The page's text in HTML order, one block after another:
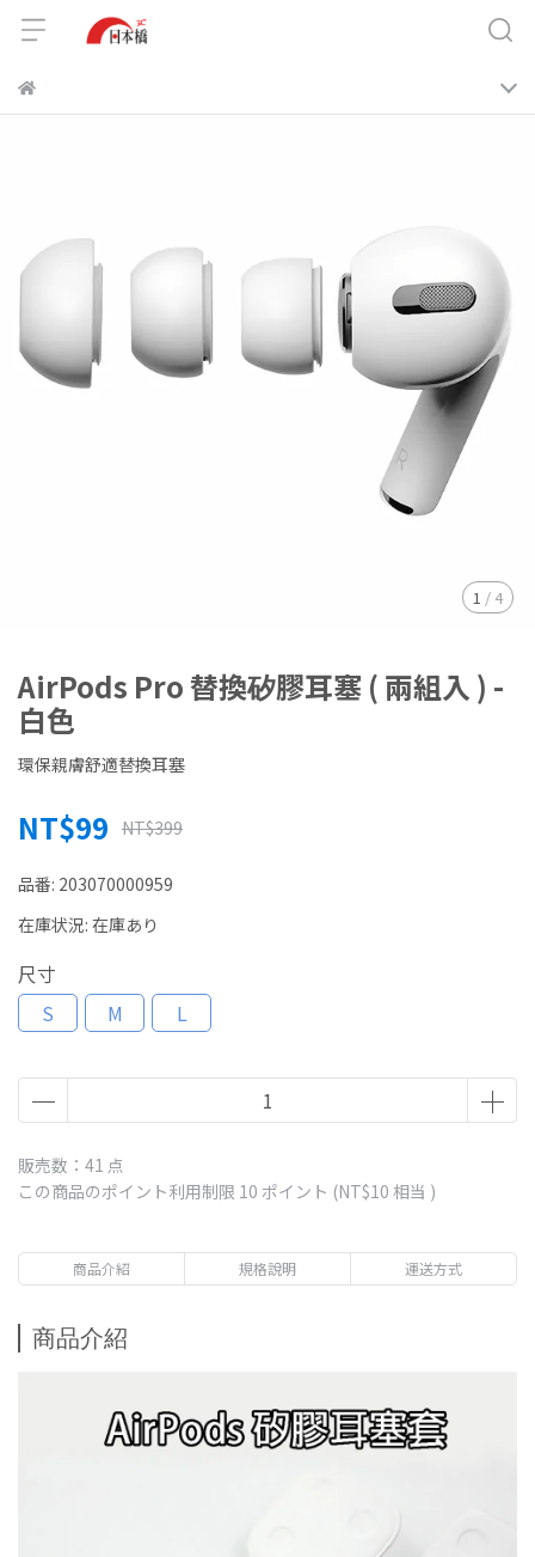
1 / 4
AirPods Pro 替換矽膠耳塞 ( 兩組入 ) -
白色
環保親膚舒適替換耳塞
NT$99 NT$399
品番: 203070000959
在庫状況: 在庫あり
尺寸
S
M L
販売数：41 点
この商品のポイント利用制限 10 ポイント (NT$10 相当 )
商品介紹 規格說明 運送方式
商品介紹